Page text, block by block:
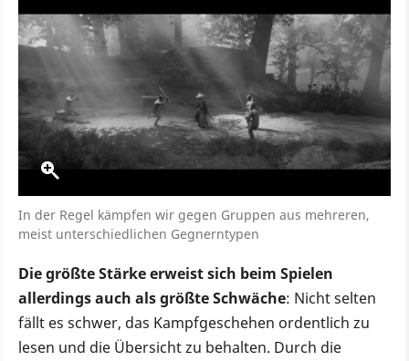
In der Regel kämpfen wir gegen Gruppen aus mehreren,
meist unterschiedlichen Gegnerntypen
Die größte Stärke erweist sich beim Spielen
allerdings auch als größte Schwäche: Nicht selten
fällt es schwer, das Kampfgeschehen ordentlich zu
lesen und die Übersicht zu behalten. Durch die